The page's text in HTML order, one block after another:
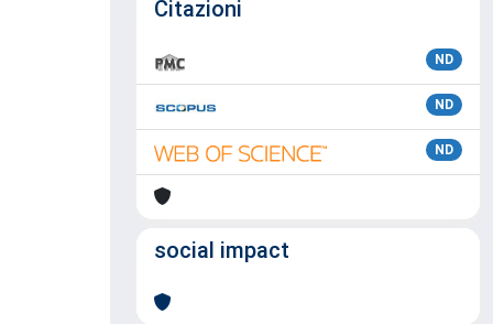
Citazioni
ND
ND
ND
social impact